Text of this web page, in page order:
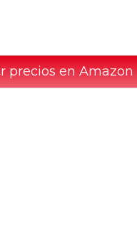
precios en Amazon